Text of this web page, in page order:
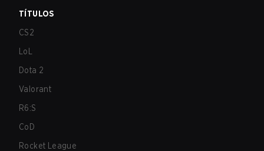
TÍTULOS
CS2
LoL
Dota 2
Valorant
R6:S
CoD
Rocket League